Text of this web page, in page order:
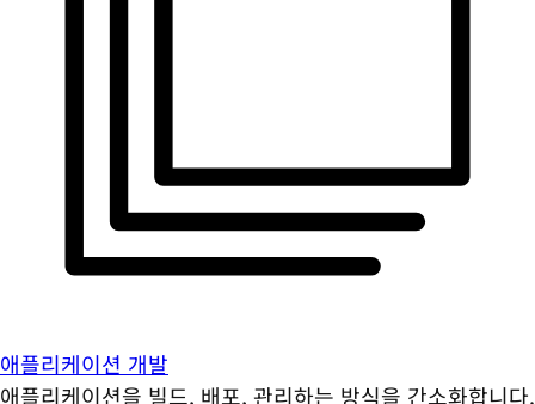
애플리케이션 개발
애플리케이션을 빌드, 배포, 관리하는 방식을 간소화합니다.